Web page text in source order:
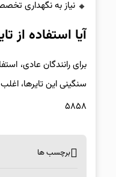
نیاز به نگهداری
آیا استفاده
برای رانندگان عادی،
سنگینی این تایرها،
۵۸۵۸
برچسب ها